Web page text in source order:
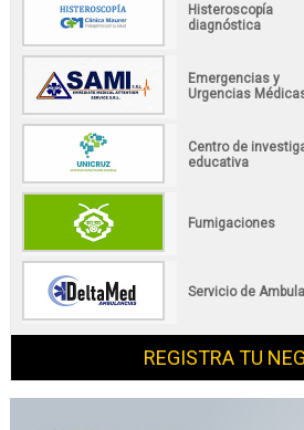
Histeroscopía
diagnóstica
Emergencias y
Urgencias
Centro de
educativa
Fumigaciones
Servicio de
REGISTRA TU